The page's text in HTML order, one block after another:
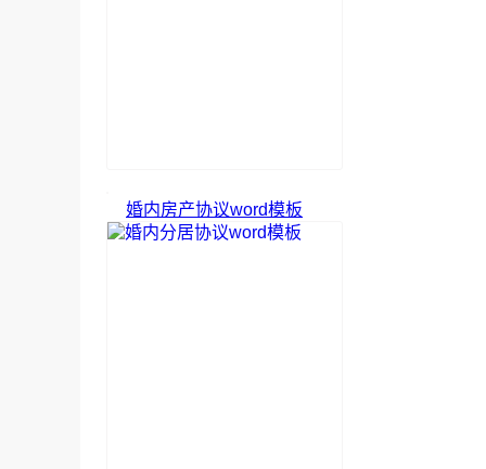
婚内房产协议word模板